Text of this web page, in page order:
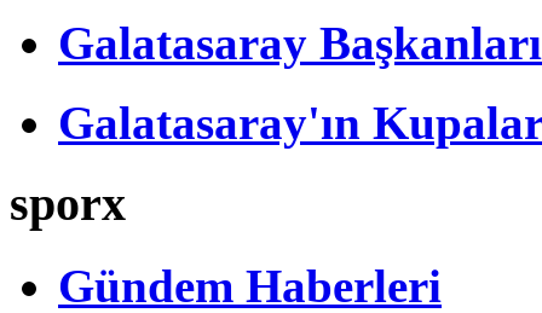
Galatasaray Başkanları
Galatasaray'ın
sporx
Gündem Haberleri